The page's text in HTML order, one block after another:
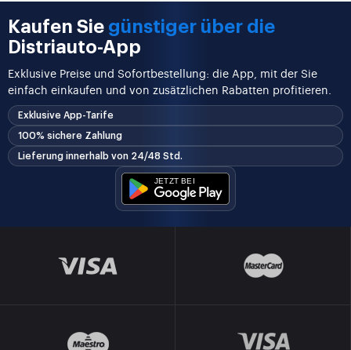
Kaufen Sie günstiger über die
Distriauto-App
Exklusive Preise und Sofortbestellung: die App, mit der Sie
einfach einkaufen und von zusätzlichen Rabatten profitieren.
Exklusive App-Tarife
100% sichere Zahlung
Lieferung innerhalb von 24/48 Std.